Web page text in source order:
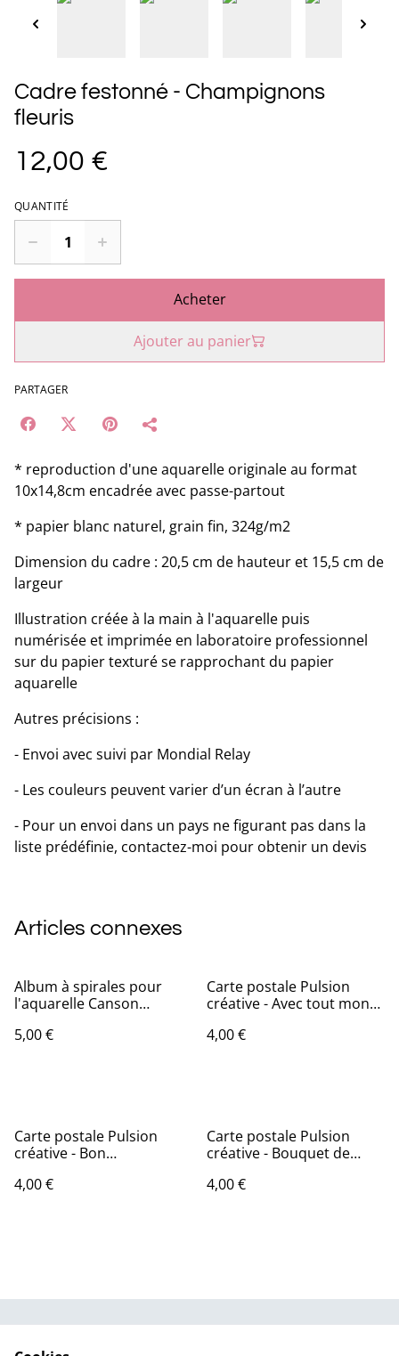
Cadre festonné - Champignons
fleuris
12,00 €
QUANTITÉ
Acheter
Ajouter au panier
PARTAGER
* reproduction d'une aquarelle originale au format
10x14,8cm encadrée avec passe-partout
* papier blanc naturel, grain fin, 324g/m2
Dimension du cadre : 20,5 cm de hauteur et 15,5 cm de
largeur
Illustration créée à la main à l'aquarelle puis
numérisée et imprimée en laboratoire professionnel
sur du papier texturé se rapprochant du papier
aquarelle
Autres précisions :
- Envoi avec suivi par Mondial Relay
- Les couleurs peuvent varier d’un écran à l’autre
- Pour un envoi dans un pays ne figurant pas dans la
liste prédéfinie, contactez-moi pour obtenir un devis
Articles connexes
Album à spirales pour
l'aquarelle Canson
feuilles
5,00 €
Carte postale Pulsion
créative - Avec tout mon
4,00 €
Carte postale Pulsion
créative - Bon
4,00 €
Carte postale Pulsion
créative - Bouquet de
4,00 €